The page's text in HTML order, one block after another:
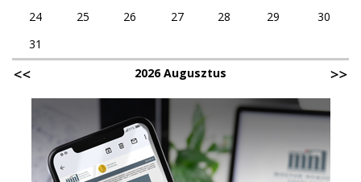
24
25 26 27 28 29
30
31
2026 Augusztus